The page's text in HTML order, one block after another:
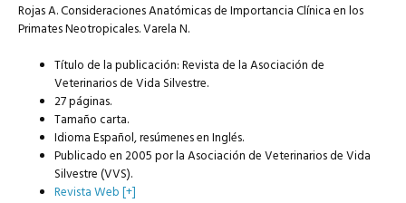
Rojas A. Consideraciones Anatómicas de Importancia Clínica en los
Primates Neotropicales. Varela N.
Título de la publicación: Revista de la Asociación de
Veterinarios de Vida Silvestre.
27 páginas.
Tamaño carta.
Idioma Español, resúmenes en Inglés.
Publicado en 2005 por la Asociación de Veterinarios de Vida
Silvestre (VVS).
Revista Web [+]